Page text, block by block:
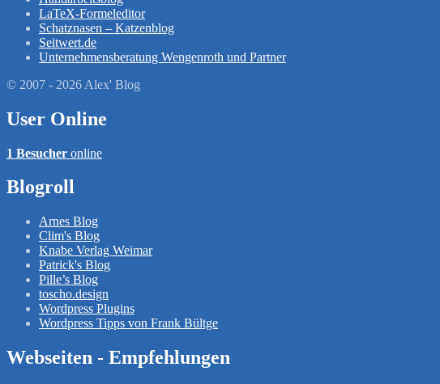
LaTeX-Formeleditor
Schatznasen – Katzenblog
Seitwert.de
Unternehmensberatung Wengenroth und Partner
© 2007 - 2026 Alex' Blog
User Online
1 Besucher online
Blogroll
Arnes Blog
Clim's Blog
Knabe Verlag Weimar
Patrick's Blog
Pille’s Blog
toscho.design
Wordpress Plugins
Wordpress Tipps von Frank Bültge
Webseiten - Empfehlungen